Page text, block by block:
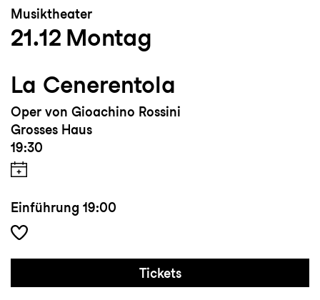
Musiktheater
21.12 Montag
La Cenerentola
Oper von Gioachino Rossini
Grosses Haus
19:30
Einführung 19:00
Tickets